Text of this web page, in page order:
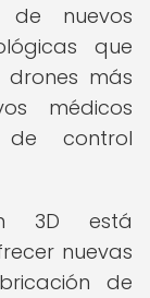
nuevos
que
drones más
médicos
de control
3D está
nuevas
de